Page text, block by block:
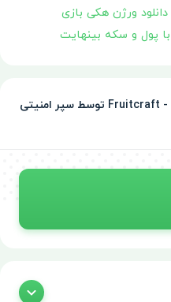
دانلود ورژن هکی بازی
بازی Fruitcraft - Trading card game توسط سپر امنیتی